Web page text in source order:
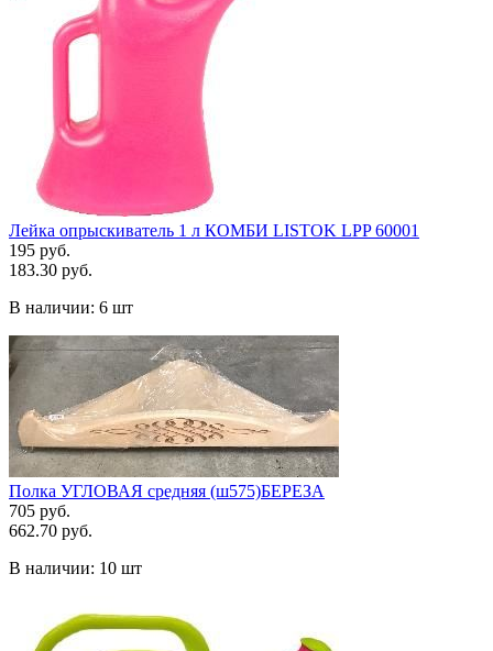
Лейка опрыскиватель 1 л КОМБИ LISTOK LPP 60001
195 руб.
183.30 руб.
В наличии: 6 шт
Полка УГЛОВАЯ средняя (ш575)БЕРЕЗА
705 руб.
662.70 руб.
В наличии: 10 шт